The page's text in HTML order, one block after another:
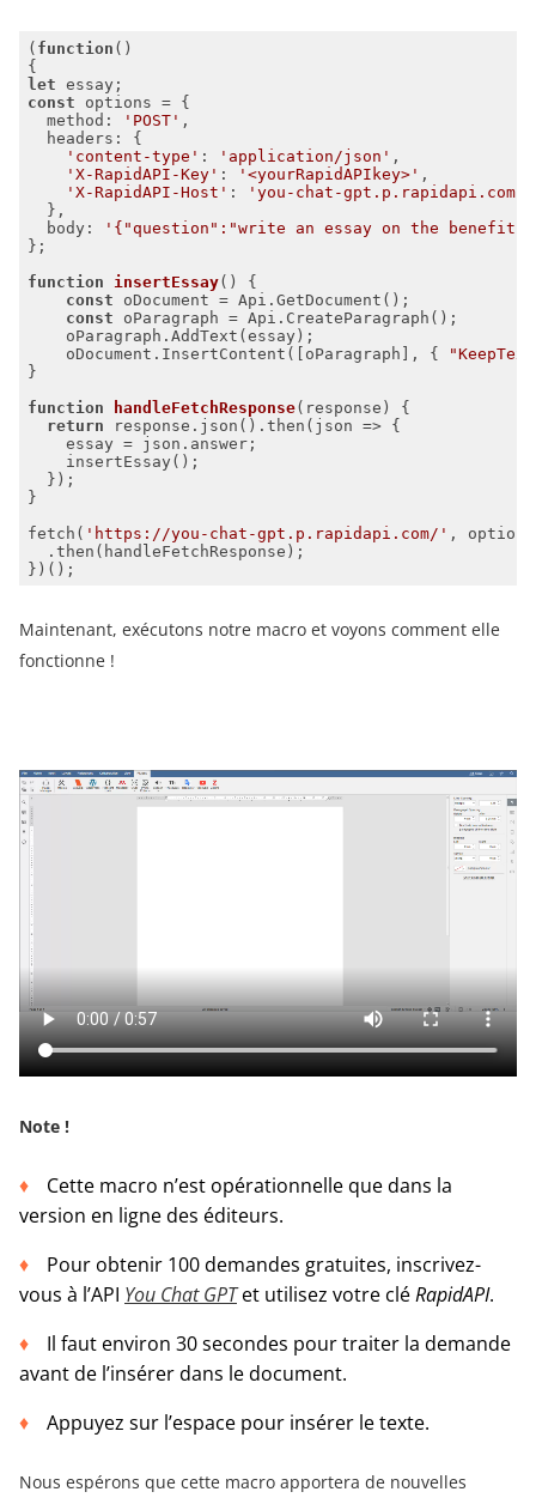
( function (
let
const
method : 'POST'
headers
'content-type' : 'application/json'
'X-RapidAPI-Key' : '<yourRapidAPIkey>'
'X-RapidAPI-Host' :
'you-chat-gpt.p.rapidapi.com'
body :
'{"question":"write an essay on the benefits of
function
insertEssay( )
const
const
    oDocument.InsertContent([oParagraph], {
function
handleFetchResponse( response )
return response.json().then( json =>
fetch( 'https://you-chat-gpt.p.rapidapi.com/'
})();
Maintenant, exécutons notre macro et voyons comment elle
fonctionne !
Note !
Cette macro n’est opérationnelle que dans la
version en ligne des éditeurs.
Pour obtenir 100 demandes gratuites, inscrivez-
vous à l’API You Chat GPTet utilisez votre cléRapidAPI.
Il faut environ 30 secondes pour traiter la demande
avant de l’insérer dans le document.
Appuyez sur l’espace pour insérer le texte.
Nous espérons que cette macro apportera de nouvelles